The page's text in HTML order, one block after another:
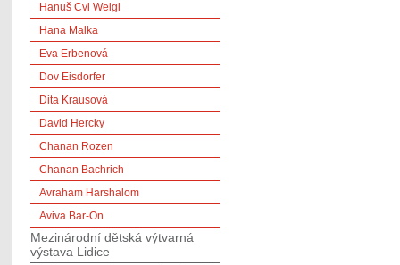
Hanuš Cvi Weigl
Hana Malka
Eva Erbenová
Dov Eisdorfer
Dita Krausová
David Hercky
Chanan Rozen
Chanan Bachrich
Avraham Harshalom
Aviva Bar-On
Mezinárodní dětská výtvarná
výstava Lidice